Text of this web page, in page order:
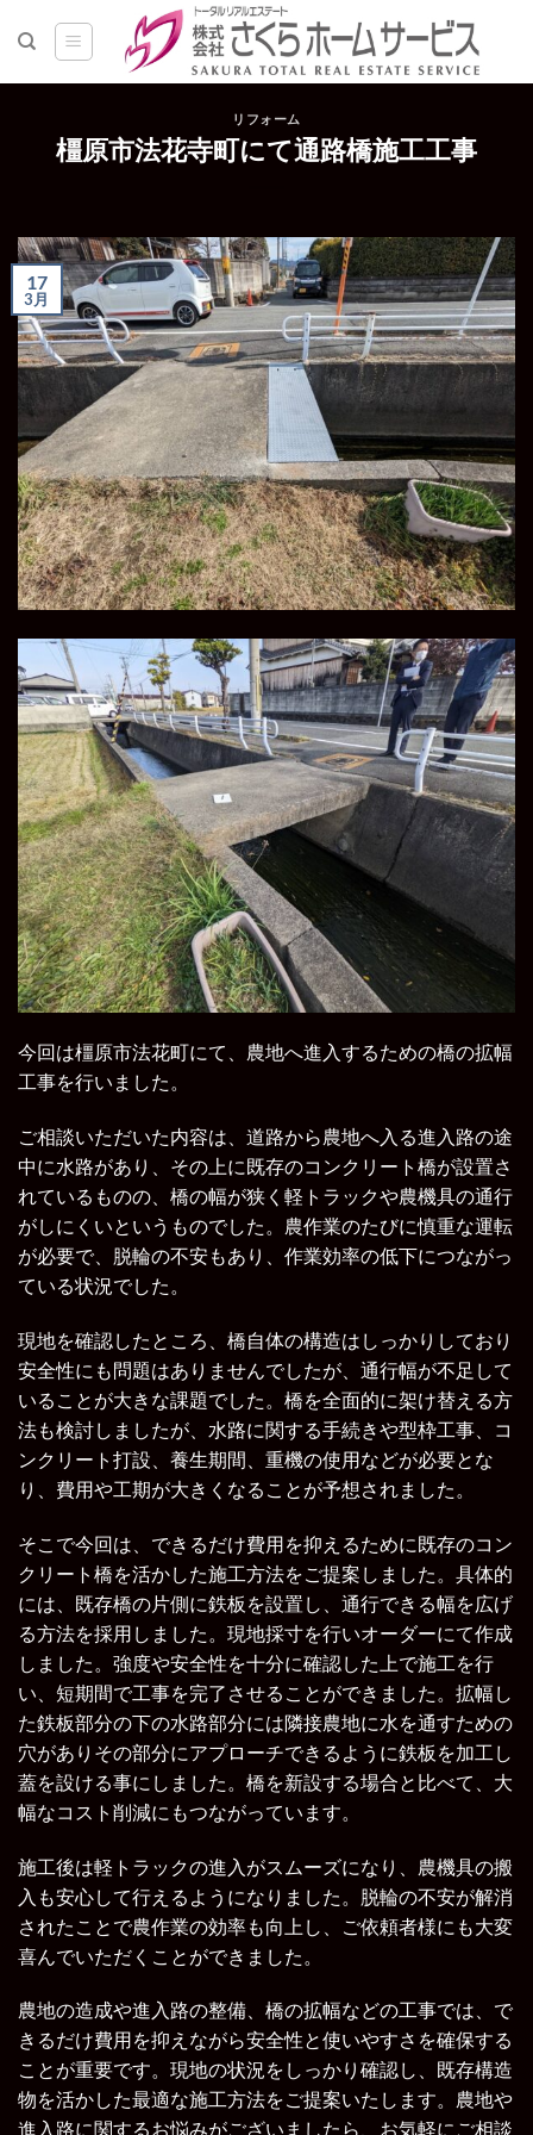
リフォーム
橿原市法花寺町にて通路橋施工工事
17
3月
今回は橿原市法花町にて、農地へ進入するための橋の拡幅
工事を行いました。
ご相談いただいた内容は、道路から農地へ入る進入路の途
中に水路があり、その上に既存のコンクリート橋が設置さ
れているものの、橋の幅が狭く軽トラックや農機具の通行
がしにくいというものでした。農作業のたびに慎重な運転
が必要で、脱輪の不安もあり、作業効率の低下につながっ
ている状況でした。
現地を確認したところ、橋自体の構造はしっかりしており
安全性にも問題はありませんでしたが、通行幅が不足して
いることが大きな課題でした。橋を全面的に架け替える方
法も検討しましたが、水路に関する手続きや型枠工事、コ
ンクリート打設、養生期間、重機の使用などが必要とな
り、費用や工期が大きくなることが予想されました。
そこで今回は、できるだけ費用を抑えるために既存のコン
クリート橋を活かした施工方法をご提案しました。具体的
には、既存橋の片側に鉄板を設置し、通行できる幅を広げ
る方法を採用しました。現地採寸を行いオーダーにて作成
しました。強度や安全性を十分に確認した上で施工を行
い、短期間で工事を完了させることができました。拡幅し
た鉄板部分の下の水路部分には隣接農地に水を通すための
穴がありその部分にアプローチできるように鉄板を加工し
蓋を設ける事にしました。橋を新設する場合と比べて、大
幅なコスト削減にもつながっています。
施工後は軽トラックの進入がスムーズになり、農機具の搬
入も安心して行えるようになりました。脱輪の不安が解消
されたことで農作業の効率も向上し、ご依頼者様にも大変
喜んでいただくことができました。
農地の造成や進入路の整備、橋の拡幅などの工事では、で
きるだけ費用を抑えながら安全性と使いやすさを確保する
ことが重要です。現地の状況をしっかり確認し、既存構造
物を活かした最適な施工方法をご提案いたします。農地や
進入路に関するお悩みがございましたら、お気軽にご相談